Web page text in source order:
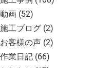
動画 (52)
施工ブログ (2)
お客様の声 (2)
作業日記 (66)